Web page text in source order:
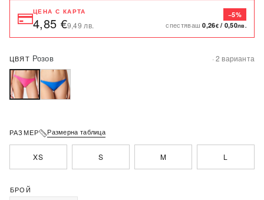
ЦЕНА С КАРТА
4,85 €9,49 лв.
−5%
спестяваш0,26€/ 0,50лв.
ЦВЯТ Розов · 2 варианта
РАЗМЕР Размерна таблица
XS S M L